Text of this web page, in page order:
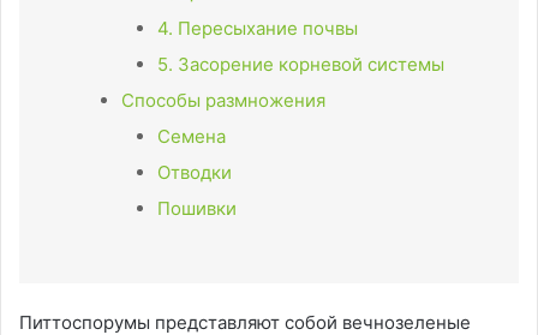
4. Пересыхание почвы
5. Засорение корневой системы
Способы размножения
Семена
Отводки
Пошивки
Питтоспорумы представляют собой вечнозеленые